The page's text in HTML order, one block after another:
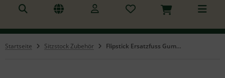
Startseite Sitzstock Zubehör Flipstick Ersatzfuss Gummiaufsatz Ø 19mm